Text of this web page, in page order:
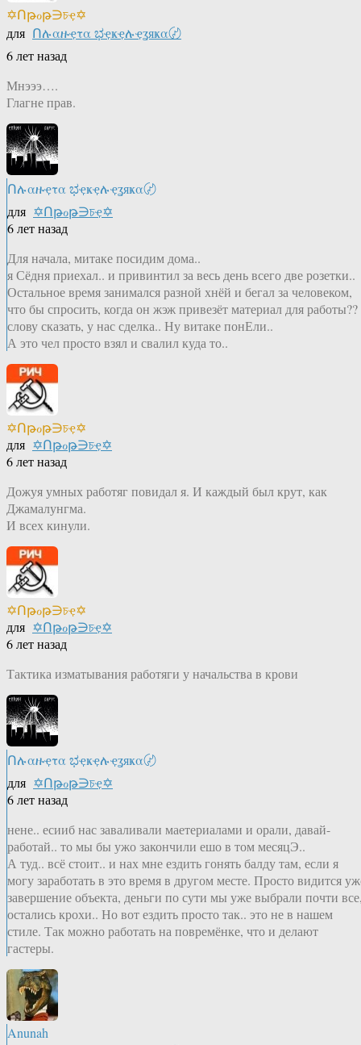
✡Ոթℴթ∋চҿ✡
для Ոሉαዙҿτα ಭҿҝҿሉҿʓяҝα〄
6 лет назад
Мнэээ….
Глагне прав.
Ոሉαዙҿτα ಭҿҝҿሉҿʓяҝα〄
для ✡Ոթℴթ∋চҿ✡
6 лет назад
Для начала, митаке посидим дома..
я Сёдня приехал.. и привинтил за весь день всего две розетки..
Остальное время занимался разной хнёй и бегал за человеком,
что бы спросить, когда он жэж привезёт материал для работы??
слову сказать, у нас сделка.. Ну витаке понЕли..
А это чел просто взял и свалил куда то..
✡Ոթℴթ∋চҿ✡
для ✡Ոթℴթ∋চҿ✡
6 лет назад
Дожуя умных работяг повидал я. И каждый был крут, как
Джамалунгма.
И всех кинули.
✡Ոթℴթ∋চҿ✡
для ✡Ոթℴթ∋চҿ✡
6 лет назад
Тактика изматывания работяги у начальства в крови
Ոሉαዙҿτα ಭҿҝҿሉҿʓяҝα〄
для ✡Ոթℴթ∋চҿ✡
6 лет назад
нене.. есииб нас заваливали маетериалами и орали, давай-
работай.. то мы бы ужо закончили ешо в том месяцЭ..
А туд.. всё стоит.. и нах мне ездить гонять балду там, если я
могу заработать в это время в другом месте. Просто видится
завершение объекта, деньги по сути мы уже выбрали почти
остались крохи.. Но вот ездить просто так.. это не в нашем
стиле. Так можно работать на повремёнке, что и делают
гастеры.
Anunah